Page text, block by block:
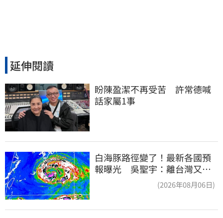
延伸閱讀
盼陳盈潔不再受苦　許常德喊
話家屬1事
白海豚路徑變了！最新各國預
報曝光 吳聖宇：離台灣又更
(2026年08月06日)